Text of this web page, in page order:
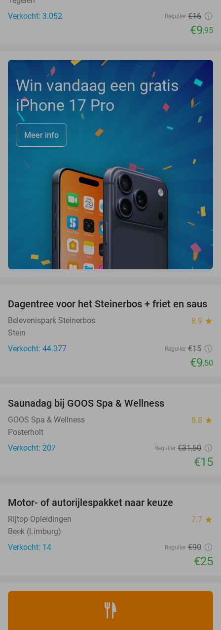
Verkocht: 3.052
Regulier €16
€9,95
Win vandaag een gratis
iPhone 17 Pro
Meer info
37%
Dagentree voor het Steinerbos + friet en saus
Belevenispark Steinerbos 8.9 star
Stein
Verkocht: 44.377
Regulier €15
€9,50
Saunadag bij GOOS Spa & Wellness
GOOS Spa & Wellness 8.8 star
Posterholt
Verkocht: 207
Regulier €31,50
€15
Motor- of autorijlespakket naar keuze
Rijtop Opleidingen 7.7 star
Beek (Limburg)
Verkocht: 14
Regulier €90
€25